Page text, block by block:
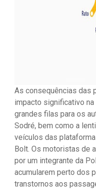
As consequências das
impacto significativo
grandes filas para os
Sodré, bem como a
veículos das
Bolt. Os motoristas de
por um integrante da
acumularem perto dos
transtornos aos